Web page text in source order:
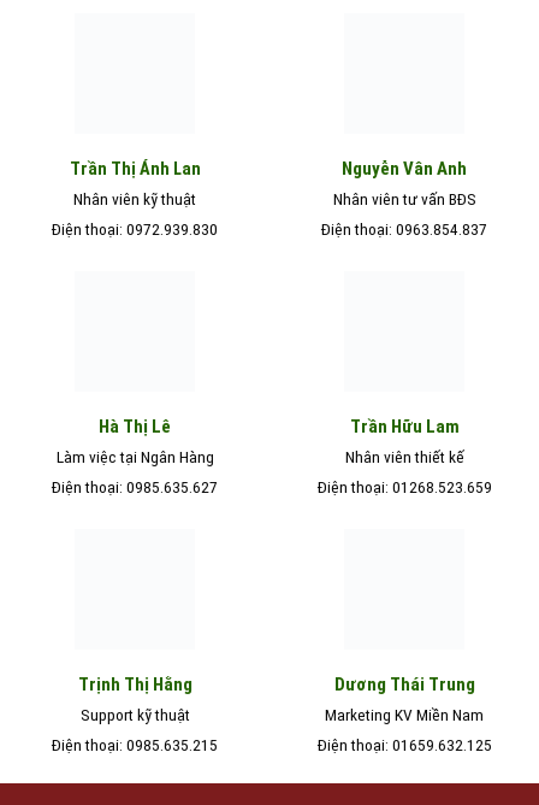
Trần Thị Ánh Lan
Nhân viên kỹ thuật
Điện thoại: 0972.939.830
Nguyễn Vân Anh
Nhân viên tư vấn BĐS
Điện thoại: 0963.854.837
Hà Thị Lê
Làm việc tại Ngân Hàng
Điện thoại: 0985.635.627
Trần Hữu Lam
Nhân viên thiết kế
Điện thoại: 01268.523.659
Trịnh Thị Hằng
Support kỹ thuật
Điện thoại: 0985.635.215
Dương Thái Trung
Marketing KV Miền Nam
Điện thoại: 01659.632.125